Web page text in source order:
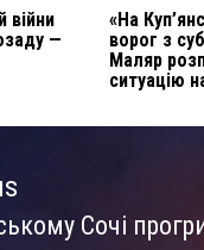
війни
—
«На
ворог з
Маляр
ситуацію
Сочі